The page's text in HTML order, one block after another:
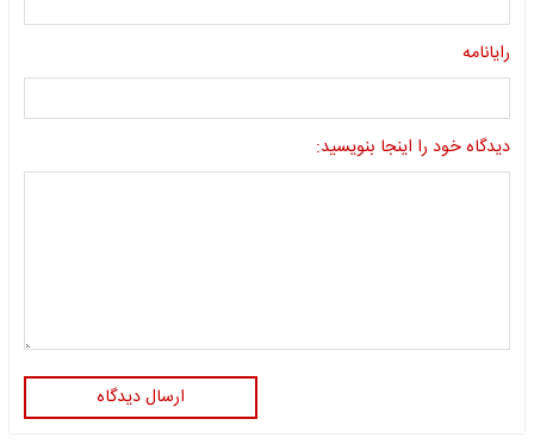
رایانامه
دیدگاه خود را اینجا بنویسید:
ارسال دیدگاه